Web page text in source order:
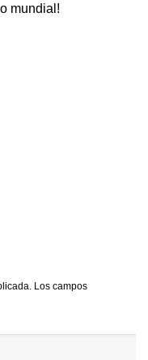
mundial!
Los campos